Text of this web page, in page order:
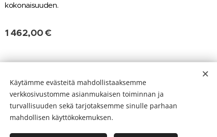
kokonaisuuden.
1 462,00€
Kielet
Suomi
English
Käytämme evästeitä mahdollistaaksemme
verkkosivustomme asianmukaisen toiminnan ja
turvallisuuden sekä tarjotaksemme sinulle parhaan
mahdollisen käyttökokemuksen.